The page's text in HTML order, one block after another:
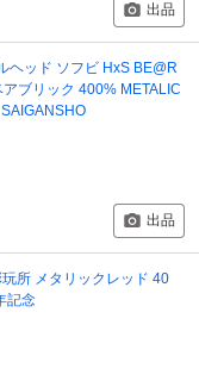
出品
ヘッド ソフビ HxS BE@R
ブリック 400% METALIC
出品
所 メタリックレッド 40
記念